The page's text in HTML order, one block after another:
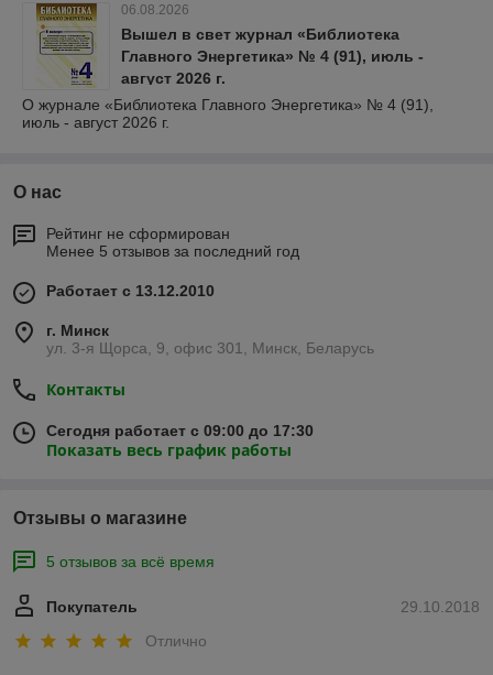
06.08.2026
Вышел в свет журнал «Библиотека
Главного Энергетика» № 4 (91), июль -
август 2026 г.
О журнале «Библиотека Главного Энергетика» № 4 (91),
июль - август 2026 г.
О нас
Рейтинг не сформирован
Менее 5 отзывов за последний год
Работает с 13.12.2010
г. Минск
ул. 3-я Щорса, 9, офис 301, Минск, Беларусь
Контакты
Сегодня работает с 09:00 до 17:30
Показать весь график работы
Отзывы о магазине
5 отзывов за всё время
29.10.2018
Покупатель
Отлично